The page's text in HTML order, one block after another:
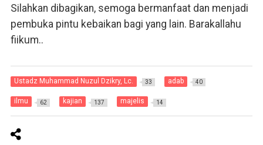
Silahkan dibagikan, semoga bermanfaat dan menjadi
pembuka pintu kebaikan bagi yang lain. Barakallahu
fiikum..
Ustadz Muhammad Nuzul Dzikry, Lc. 33 adab 40
ilmu 62 kajian 137 majelis 14